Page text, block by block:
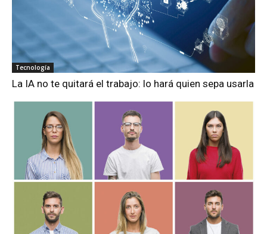
Tecnología
La IA no te quitará el trabajo: lo hará quien sepa usarla